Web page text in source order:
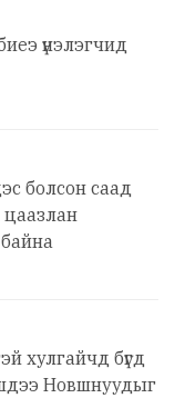
үнэлэгчид
болсон саад
цаазлан
хулгайчд бүгд
Новшнуудыг